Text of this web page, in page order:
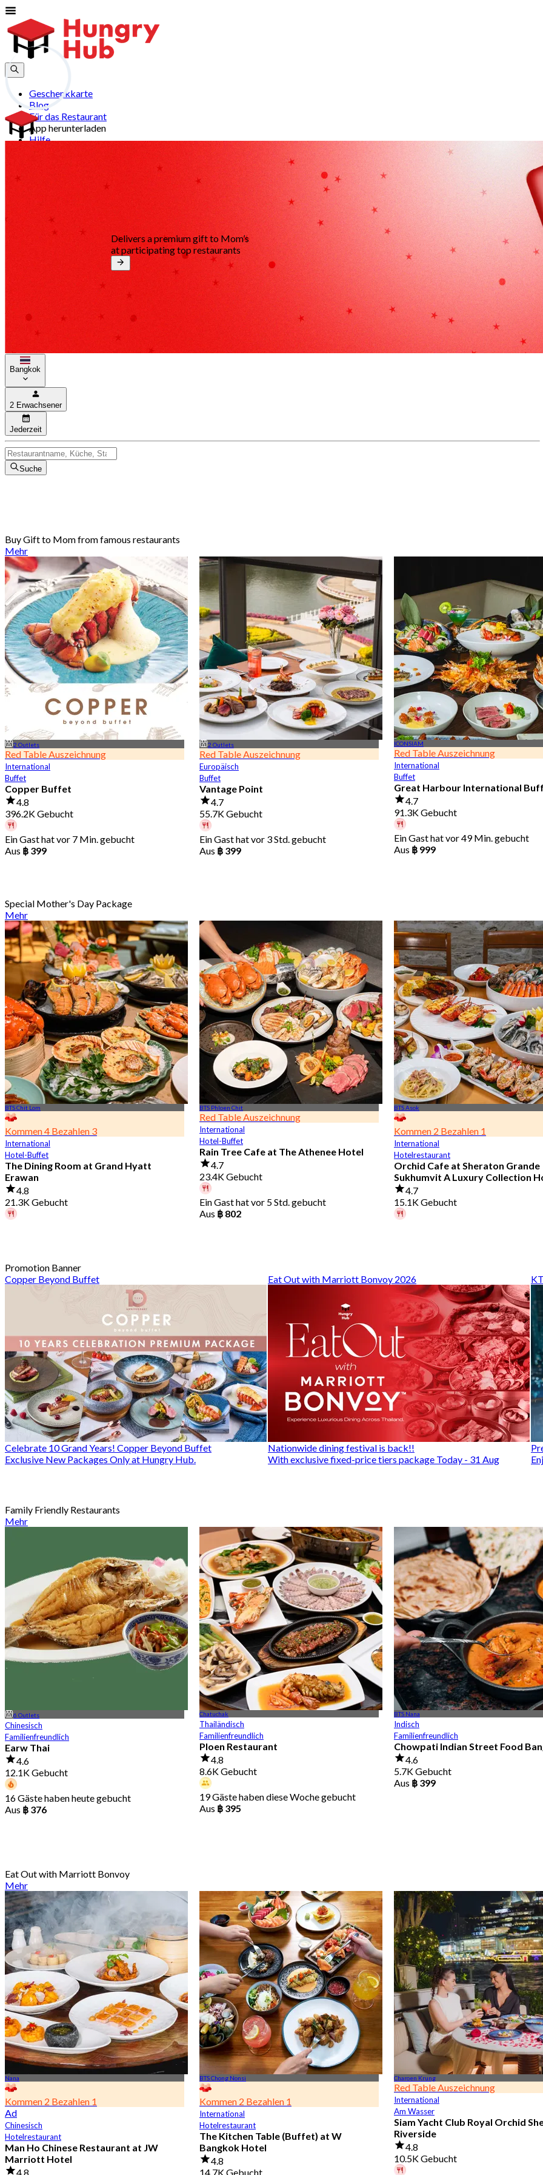
Geschenkkarte
Blog
Für das Restaurant
App herunterladen
Hilfe
Anmelden
Delivers a premium gift to Mom’s
at participating top restaurants
Bangkok
2 Erwachsener
Jederzeit
Suche
Buy Gift to Mom from famous restaurants
Mehr
2 Outlets
Red Table Auszeichnung
International
Buffet
Copper Buffet
4.8
396.2K Gebucht
Ein Gast hat vor 7 Min. gebucht
Aus ฿ 399
2 Outlets
Red Table Auszeichnung
Europäisch
Buffet
Vantage Point
4.7
55.7K Gebucht
Ein Gast hat vor 3 Std. gebucht
Aus ฿ 399
ICONSIAM
Red Table Auszeichnung
International
Buffet
Great Harbour International
4.7
91.3K Gebucht
Ein Gast hat vor 49 Min. gebucht
Aus ฿ 999
Special Mother's Day Package
Mehr
BTS Chit Lom
Kommen 4 Bezahlen 3
International
Hotel-Buffet
The Dining Room at Grand Hyatt
Erawan
4.8
21.3K Gebucht
BTS Phloen Chit
Red Table Auszeichnung
International
Hotel-Buffet
Rain Tree Cafe at The Athenee Hotel
4.7
23.4K Gebucht
Ein Gast hat vor 5 Std. gebucht
Aus ฿ 802
BTS Asok
Kommen 2 Bezahlen 1
International
Hotelrestaurant
Orchid Cafe at Sheraton Grande
Sukhumvit A Luxury Collection
4.7
15.1K Gebucht
Promotion Banner
Copper Beyond Buffet
Celebrate 10 Grand Years! Copper Beyond Buffet
Exclusive New Packages Only at Hungry Hub.
Eat Out with Marriott Bonvoy 2026
Nationwide dining festival is back!!
With exclusive fixed-price tiers package Today - 31 Aug
Family Friendly Restaurants
Mehr
6 Outlets
Chinesisch
Familienfreundlich
Earw Thai
4.6
12.1K Gebucht
16 Gäste haben heute gebucht
Aus ฿ 376
Chatuchak
Thailändisch
Familienfreundlich
Ploen Restaurant
4.8
8.6K Gebucht
19 Gäste haben diese Woche gebucht
Aus ฿ 395
BTS Nana
Indisch
Familienfreundlich
Chowpati Indian Street Food
4.6
5.7K Gebucht
Aus ฿ 399
Eat Out with Marriott Bonvoy
Mehr
Nana
Kommen 2 Bezahlen 1
Ad
Chinesisch
Hotelrestaurant
Man Ho Chinese Restaurant at JW
Marriott Hotel
4.8
BTS Chong Nonsi
Kommen 2 Bezahlen 1
International
Hotelrestaurant
The Kitchen Table (Buffet) at W
Bangkok Hotel
4.8
14.7K Gebucht
Charoen Krung
Red Table Auszeichnung
International
Am Wasser
Siam Yacht Club Royal Orchid
Riverside
4.8
10.5K Gebucht